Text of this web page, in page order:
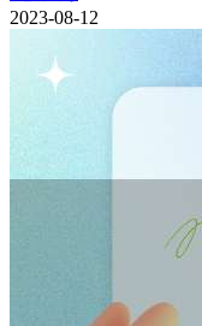
2023-08-12